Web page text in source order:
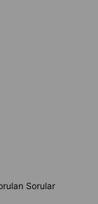
Sorular